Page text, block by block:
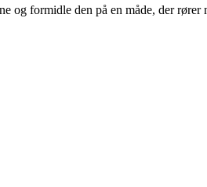
formidle den på en måde, der